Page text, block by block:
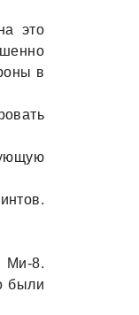
это
в
Ми-8.
были